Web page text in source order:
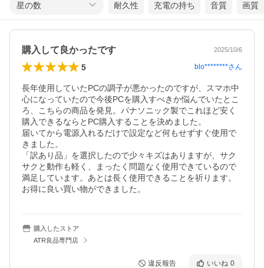
星の数 耐久性 充電の持ち 音質 画質
購入して良かったです 2025/10/6
5 blo********さん
長年使用していたPCの調子が悪かったのですが、スマホ中
心になっていたので今後PCを購入すべきか悩んでいたとこ
ろ、こちらの商品を発見。パナソニック製でこれほど安く
購入できるならとPC購入することを決めました。
届いてから電源入れるだけで設定など何もせずすぐ使用で
きました。
「訳あり品」を選択したので少々キズはありますが、サク
サクと動作も軽く、まったく問題なく使用できているので
満足しています。あとは長く使用できることを祈ります。
お得に良い買い物ができました。
購入したストア
ATR良品専門店
違反報告 いいね 0